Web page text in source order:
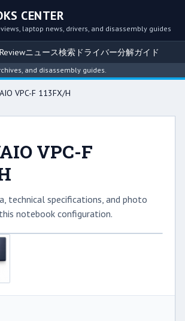
CENTER
laptop news, drivers, and disassembly guides
Reviewニュース検索 ドライバー分解ガイド
and disassembly guides.
VPC-F 113FX/H
VPC-F
technical specifications, and photo
notebook configuration.